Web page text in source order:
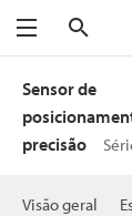
Menu
Sensor de
precisão
Visão geral